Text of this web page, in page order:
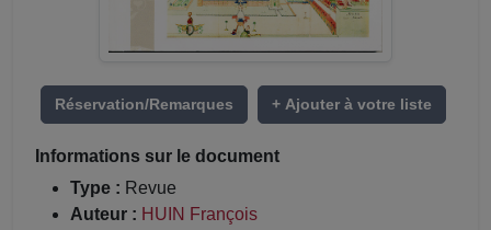
Réservation/Remarques + Ajouter à votre liste
Informations sur le document
Type : Revue
Auteur : HUIN François